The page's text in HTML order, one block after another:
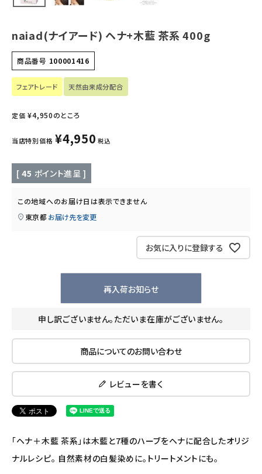
衛生用品
日用品雑貨
フェムケア
インナー・下着・ナイトウェア
フード・ドリンク
ブランド
オリジナルブランド
ナチュラムーン
エコメイト
ナチュラプラス
アルモニベルツ
naiad(ナイアード) ヘナ+木藍 茶系 400g
商品番号 100001416
フェアトレード 天然由来成分配合
定価 ¥4,950のところ
当店特別価格 ¥4,950 税込
[ 45 ポイント進呈 ]
この地域へのお届け日は表示できません
東京都 お届け先を変更
お気に入りに登録する
再入荷お知らせ
申し訳ございません。ただいま在庫がございません。
商品についてのお問い合わせ
レビューを書く
「ヘナ＋木藍 茶系」は木藍と7種のハーブをヘナに配合したオリジ
ナルレシピ。 自然素材の白髪染めに。トリートメントにも。